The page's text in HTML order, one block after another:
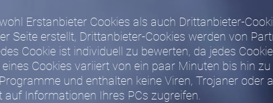
Erstanbieter Cookies als auch Drittanbieter-
Seite erstellt, Drittanbieter-Cookies werden von
Cookie ist individuell zu bewerten, da jedes
Cookies variiert von ein paar Minuten bis hin
und enthalten keine Viren, Trojaner oder
auf Informationen Ihres PCs zugreifen.